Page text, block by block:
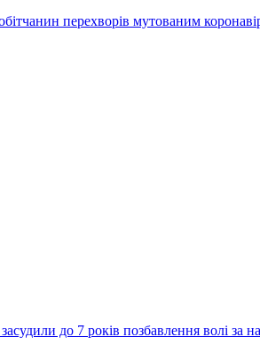
перехворів мутованим
до 7 років позбавлення волі за